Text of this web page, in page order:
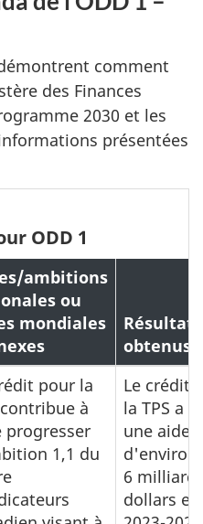
comment
des Finances
2030 et les
présentées
ODD 1
ambitions
ou
mondiales
Résultats
obtenus
pour la
contribue à
progresser
1,1 du
Le crédit
la TPS a
une aide
d'environ
6
dollars en